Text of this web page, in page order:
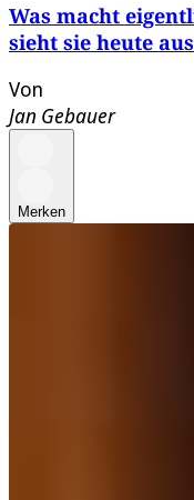
Was macht
sieht sie heute aus
Von
Jan Gebauer
Merken